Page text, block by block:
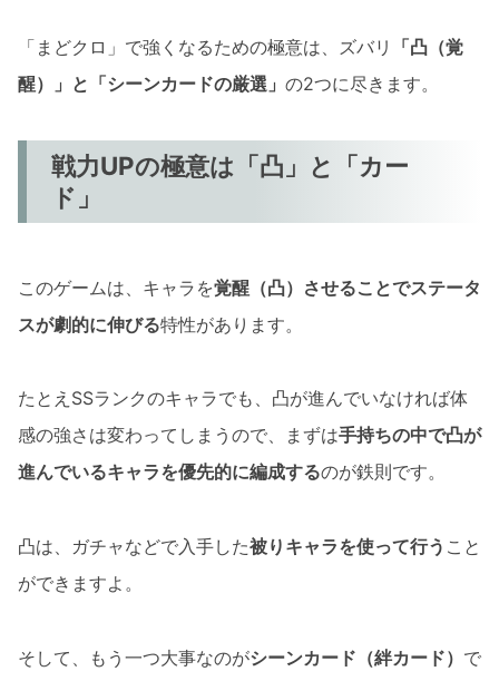
「まどクロ」で強くなるための極意は、ズバリ
「凸（覚
醒）」と「シーンカードの厳選」 の2つに尽きます。
戦力UPの極意は「凸」と「カー
ド」
このゲームは、キャラを覚醒（凸）させることでステータ
スが劇的に伸びる特性があります。
たとえSSランクのキャラでも、凸が進んでいなければ体
感の強さは変わってしまうので、まずは手持ちの中で凸が
進んでいるキャラを優先的に編成するのが鉄則です。
凸は、ガチャなどで入手した被りキャラを使って行う こと
ができますよ。
そして、もう一つ大事なのがシーンカード（絆カード） で